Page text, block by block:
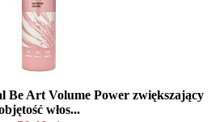
Be Art Volume Power zwiększający
włos...